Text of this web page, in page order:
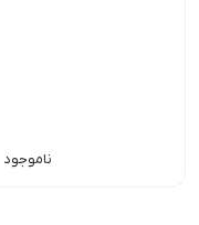
ناموجود